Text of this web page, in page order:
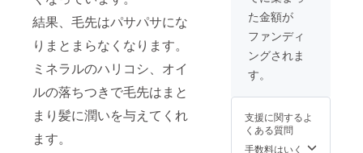
結果、毛先はパサパサにな
りまとまらなくなります。
ミネラルのハリコシ、オイ
ルの落ちつきで毛先はまと
まり髪に潤いを与えてくれ
ます。
AL
Conditi
oner（1
50ml）
リル
い髪。
髪の健
康はケ
イ素か
ら
「hatsu
ka
HONEY
AND
NATUR
ent」も
おりま
す。 ※
予約受
ブロー
▼施術
時間 初
回4時
間、2回
らに約
分の
ホーム
ケア商
た金額が
ファンディ
ングされま
す。
支援に関するよ
くある質問
手数料はいく